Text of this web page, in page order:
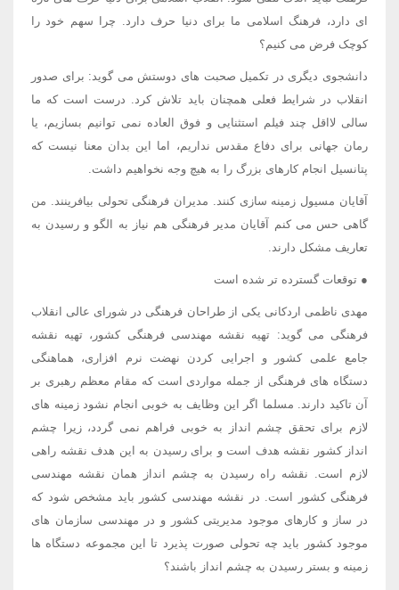
ای دارد، فرهنگ اسلامی ما برای دنیا حرف دارد. چرا سهم خود را
کوچک فرض می کنیم؟
دانشجوی دیگری در تکمیل صحبت های دوستش می گوید: برای صدور
انقلاب در شرایط فعلی همچنان باید تلاش کرد. درست است که ما
سالی لااقل چند فیلم استثنایی و فوق العاده نمی توانیم بسازیم، یا
رمان جهانی برای دفاع مقدس نداریم، اما این بدان معنا نیست که
پتانسیل انجام کارهای بزرگ را به هیچ وجه نخواهیم داشت.
آقایان مسیول زمینه سازی کنند. مدیران فرهنگی تحولی بیافرینند. من
گاهی حس می کنم آقایان مدیر فرهنگی هم نیاز به الگو و رسیدن به
تعاریف مشکل دارند.
● توقعات گسترده تر شده است
مهدی ناظمی اردکانی یکی از طراحان فرهنگی در شورای عالی انقلاب
فرهنگی می گوید: تهیه نقشه مهندسی فرهنگی کشور، تهیه نقشه
جامع علمی کشور و اجرایی کردن نهضت نرم افزاری، هماهنگی
دستگاه های فرهنگی از جمله مواردی است که مقام معظم رهبری بر
آن تاکید دارند. مسلما اگر این وظایف به خوبی انجام نشود زمینه های
لازم برای تحقق چشم انداز به خوبی فراهم نمی گردد، زیرا چشم
انداز کشور نقشه هدف است و برای رسیدن به این هدف نقشه راهی
لازم است. نقشه راه رسیدن به چشم انداز همان نقشه مهندسی
فرهنگی کشور است. در نقشه مهندسی کشور باید مشخص شود که
در ساز و کارهای موجود مدیریتی کشور و در مهندسی سازمان های
موجود کشور باید چه تحولی صورت پذیرد تا این مجموعه دستگاه ها
زمینه و بستر رسیدن به چشم انداز باشند؟